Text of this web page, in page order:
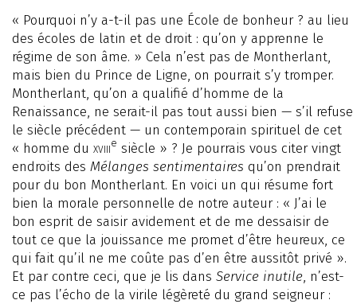
« Pourquoi n’y a-t-il pas une École de bonheur ? au lieu
des écoles de latin et de droit : qu’on y apprenne le
régime de son âme. » Cela n’est pas de Montherlant,
mais bien du Prince de Ligne, on pourrait s’y tromper.
Montherlant, qu’on a qualifié d’homme de la
Renaissance, ne serait-il pas tout aussi bien — s’il refuse
le siècle précédent — un contemporain spirituel de cet
« homme du xviiie siècle » ? Je pourrais vous citer vingt
endroits des Mélanges sentimentaires qu’on prendrait
pour du bon Montherlant. En voici un qui résume fort
bien la morale personnelle de notre auteur : « J’ai le
bon esprit de saisir avidement et de me dessaisir de
tout ce que la jouissance me promet d’être heureux, ce
qui fait qu’il ne me coûte pas d’en être aussitôt privé ».
Et par contre ceci, que je lis dans Service inutile, n’est-
ce pas l’écho de la virile légèreté du grand seigneur :